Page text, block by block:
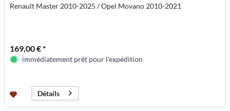
Renault Master 2010-2025 / Opel Movano 2010-2021
169,00 € *
immédiatement prêt pour l'expédition
Détails